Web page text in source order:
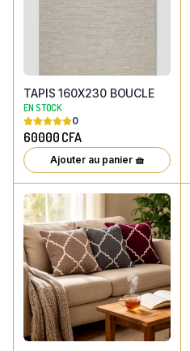
TAPIS 160X230 BOUCLE
EN STOCK
0
60000 CFA
Ajouter au panier 🧺